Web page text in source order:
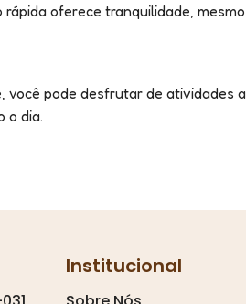
oferece tranquilidade,
você pode desfrutar de
o dia.
Institucional